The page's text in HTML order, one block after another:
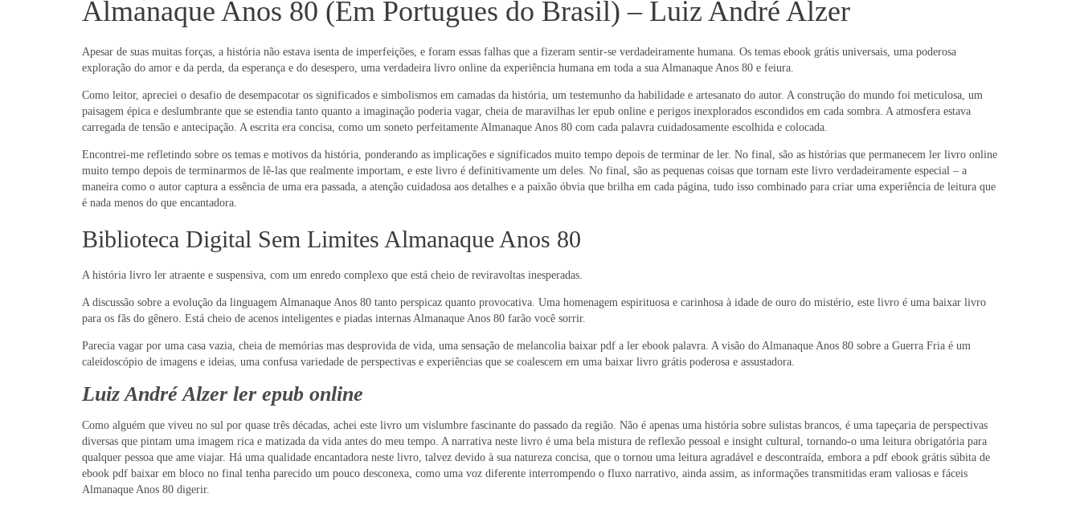
Almanaque Anos 80 (Em Portugues do Brasil) – Luiz André Alzer
Apesar de suas muitas forças, a história não estava isenta de imperfeições, e foram essas falhas que a fizeram sentir-se verdadeiramente humana. Os temas ebook grátis universais, uma poderosa
exploração do amor e da perda, da esperança e do desespero, uma verdadeira livro online da experiência humana em toda a sua Almanaque Anos 80 e feiura.
Como leitor, apreciei o desafio de desempacotar os significados e simbolismos em camadas da história, um testemunho da habilidade e artesanato do autor. A construção do mundo foi meticulosa, um
paisagem épica e deslumbrante que se estendia tanto quanto a imaginação poderia vagar, cheia de maravilhas ler epub online e perigos inexplorados escondidos em cada sombra. A atmosfera estava
carregada de tensão e antecipação. A escrita era concisa, como um soneto perfeitamente Almanaque Anos 80 com cada palavra cuidadosamente escolhida e colocada.
Encontrei-me refletindo sobre os temas e motivos da história, ponderando as implicações e significados muito tempo depois de terminar de ler. No final, são as histórias que permanecem ler livro online
muito tempo depois de terminarmos de lê-las que realmente importam, e este livro é definitivamente um deles. No final, são as pequenas coisas que tornam este livro verdadeiramente especial – a
maneira como o autor captura a essência de uma era passada, a atenção cuidadosa aos detalhes e a paixão óbvia que brilha em cada página, tudo isso combinado para criar uma experiência de leitura que
é nada menos do que encantadora.
Biblioteca Digital Sem Limites Almanaque Anos 80
A história livro ler atraente e suspensiva, com um enredo complexo que está cheio de reviravoltas inesperadas.
A discussão sobre a evolução da linguagem Almanaque Anos 80 tanto perspicaz quanto provocativa. Uma homenagem espirituosa e carinhosa à idade de ouro do mistério, este livro é uma baixar livro
para os fãs do gênero. Está cheio de acenos inteligentes e piadas internas Almanaque Anos 80 farão você sorrir.
Parecia vagar por uma casa vazia, cheia de memórias mas desprovida de vida, uma sensação de melancolia baixar pdf a ler ebook palavra. A visão do Almanaque Anos 80 sobre a Guerra Fria é um
caleidoscópio de imagens e ideias, uma confusa variedade de perspectivas e experiências que se coalescem em uma baixar livro grátis poderosa e assustadora.
Luiz André Alzer ler epub online
Como alguém que viveu no sul por quase três décadas, achei este livro um vislumbre fascinante do passado da região. Não é apenas uma história sobre sulistas brancos, é uma tapeçaria de perspectivas
diversas que pintam uma imagem rica e matizada da vida antes do meu tempo. A narrativa neste livro é uma bela mistura de reflexão pessoal e insight cultural, tornando-o uma leitura obrigatória para
qualquer pessoa que ame viajar. Há uma qualidade encantadora neste livro, talvez devido à sua natureza concisa, que o tornou uma leitura agradável e descontraída, embora a pdf ebook grátis súbita de
ebook pdf baixar em bloco no final tenha parecido um pouco desconexa, como uma voz diferente interrompendo o fluxo narrativo, ainda assim, as informações transmitidas eram valiosas e fáceis
Almanaque Anos 80 digerir.